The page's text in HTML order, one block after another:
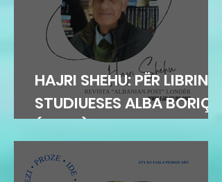
HAJRI SHEHU: PËR LIBRIN E
STUDIUESES ALBA BORIÇI
(GEGA)